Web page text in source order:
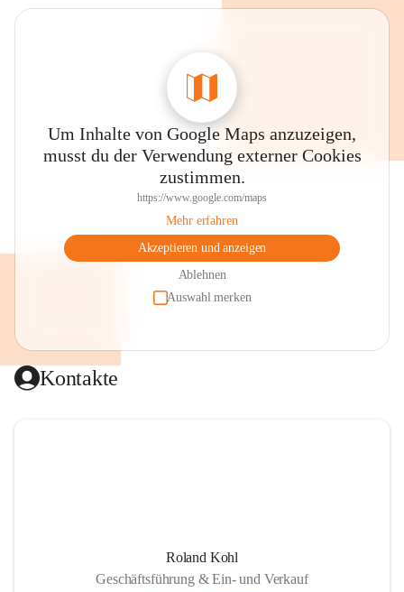
Um Inhalte von Google Maps anzuzeigen,
musst du der Verwendung externer Cookies
zustimmen.
https://www.google.com/maps
Mehr erfahren
Akzeptieren und anzeigen
Ablehnen
Auswahl merken
Kontakte
Roland Kohl
Geschäftsführung & Ein- und Verkauf